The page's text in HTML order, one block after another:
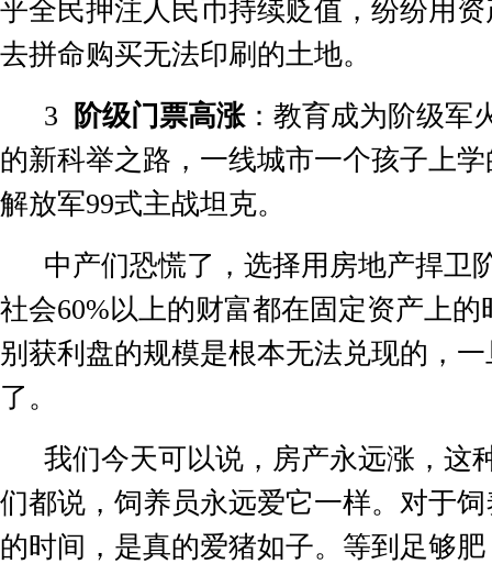
乎全民押注人民币持续贬值，纷纷用
去拼命购买无法印刷的土地。
3
阶级门票高涨 ：教育成为阶级军
的新科举之路，一线城市一个孩子上
解放军99式主战坦克。
中产们恐慌了，选择用房地产捍卫
社会60%以上的财富都在固定资产上
别获利盘的规模是根本无法兑现的，
了。
我们今天可以说，房产永远涨，这
们都说，饲养员永远爱它一样。对于
的时间，是真的爱猪如子。等到足够